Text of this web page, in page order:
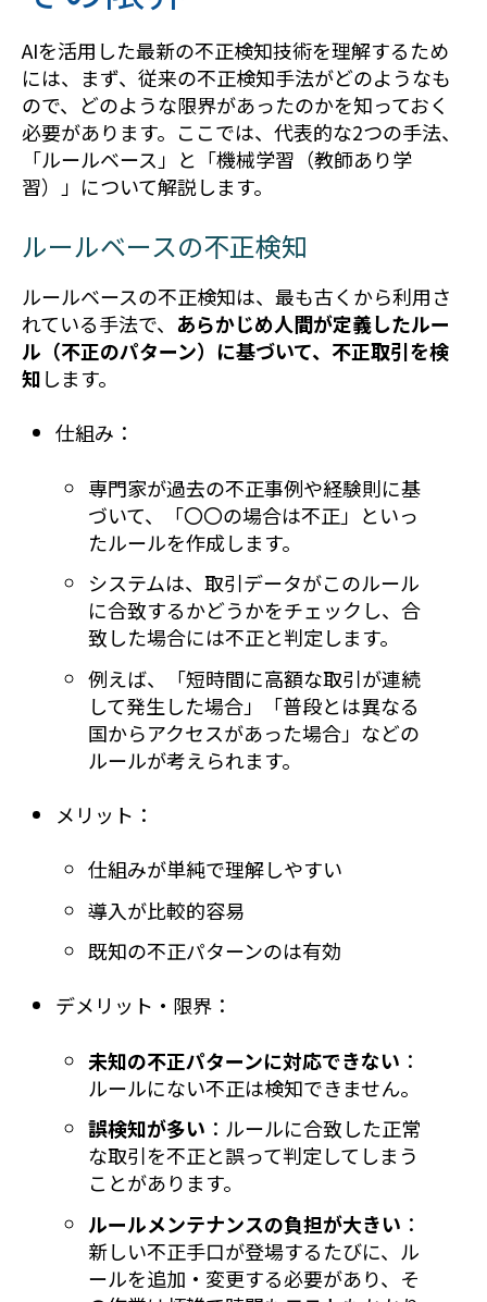
AIを活用した最新の不正検知技術を理解するため
には、まず、従来の不正検知手法がどのようなも
ので、どのような限界があったのかを知っておく
必要があります。ここでは、代表的な2つの手法、
「ルールベース」と「機械学習（教師あり学
習）」について解説します。
ルールベースの不正検知
ルールベースの不正検知は、最も古くから利用さ
れている手法で、 あらかじめ人間が定義したルー
ル（不正のパターン）に基づいて、不正取引を検
知します。
仕組み：
専門家が過去の不正事例や経験則に基
づいて、「〇〇の場合は不正」といっ
たルールを作成します。
システムは、取引データがこのルール
に合致するかどうかをチェックし、合
致した場合には不正と判定します。
例えば、「短時間に高額な取引が連続
して発生した場合」「普段とは異なる
国からアクセスがあった場合」などの
ルールが考えられます。
メリット：
仕組みが単純で理解しやすい
導入が比較的容易
既知の不正パターンのは有効
デメリット・限界：
未知の不正パターンに対応できない ：
ルールにない不正は検知できません。
誤検知が多い ：ルールに合致した正常
な取引を不正と誤って判定してしまう
ことがあります。
ルールメンテナンスの負担が大きい ：
新しい不正手口が登場するたびに、ル
ールを追加・変更する必要があり、そ